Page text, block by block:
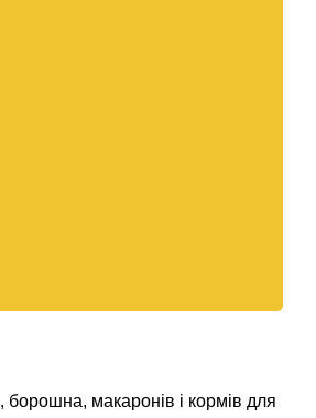
макаронів і кормів для